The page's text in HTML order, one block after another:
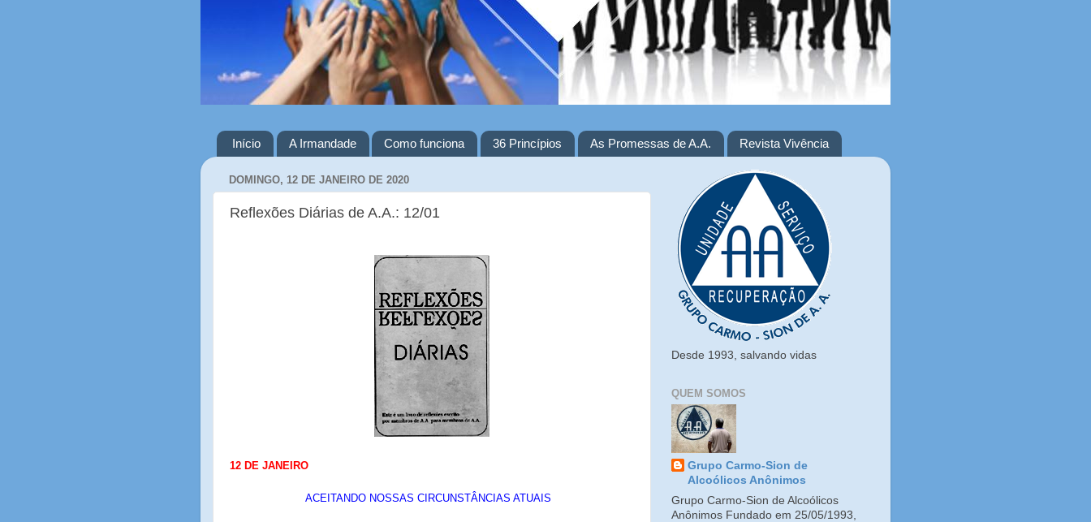
Início A Irmandade Como funciona 36 Princípios As Promessas de A.A. Revista Vivência
DOMINGO, 12 DE JANEIRO DE 2020
Reflexões Diárias de A.A.: 12/01
12 DE JANEIRO
ACEITANDO NOSSAS CIRCUNSTÂNCIAS ATUAIS
Desde 1993, salvando vidas
QUEM SOMOS
Grupo Carmo-Sion de
Alcoólicos Anônimos
Grupo Carmo-Sion de Alcoólicos
Anônimos Fundado em 25/05/1993,